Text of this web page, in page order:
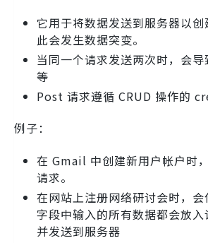
它用于将数据发送到服务器以
此会发生数据突变。
当同一个请求发送两次时，会
等
Post 请求遵循 CRUD 操作的
例子：
在 Gmail 中创建新用户帐户时
请求。
在网站上注册网络研讨会时，会
字段中输入的所有数据都会放
并发送到服务器